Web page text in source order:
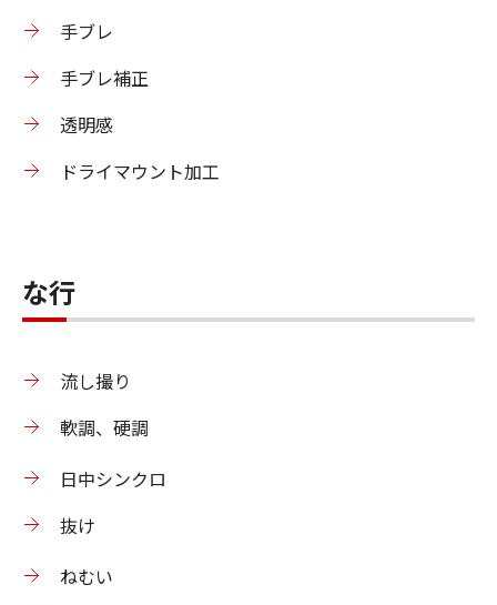
手ブレ
手ブレ補正
透明感
ドライマウント加工
な行
流し撮り
軟調、硬調
日中シンクロ
抜け
ねむい